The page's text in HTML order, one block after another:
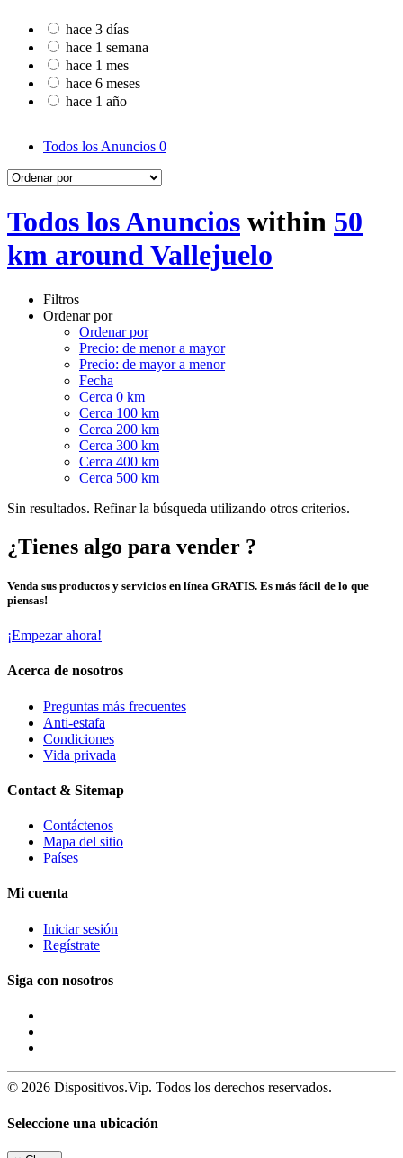
hace 3 días
hace 1 semana
hace 1 mes
hace 6 meses
hace 1 año
Todos los Anuncios 0
Todos los Anuncios within 50
km around Vallejuelo
Filtros
Ordenar por
Ordenar por
Precio: de menor a mayor
Precio: de mayor a menor
Fecha
Cerca 0 km
Cerca 100 km
Cerca 200 km
Cerca 300 km
Cerca 400 km
Cerca 500 km
Sin resultados. Refinar la búsqueda utilizando otros criterios.
¿Tienes algo para vender ?
Venda sus productos y servicios en línea GRATIS. Es más fácil de lo que
piensas!
¡Empezar ahora!
Acerca de nosotros
Preguntas más frecuentes
Anti-estafa
Condiciones
Vida privada
Contact & Sitemap
Contáctenos
Mapa del sitio
Países
Mi cuenta
Iniciar sesión
Regístrate
Siga con nosotros
© 2026 Dispositivos.Vip. Todos los derechos reservados.
Seleccione una ubicación